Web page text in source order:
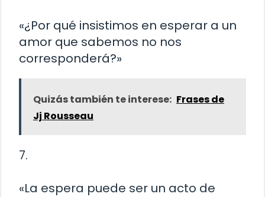
«¿Por qué insistimos en esperar a un
amor que sabemos no nos
corresponderá?»
Quizás también te interese: Frases de
Jj Rousseau
7.
«La espera puede ser un acto de